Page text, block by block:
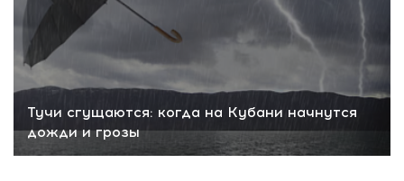
Тучи сгущаются: когда на Кубани начнутся
дожди и грозы